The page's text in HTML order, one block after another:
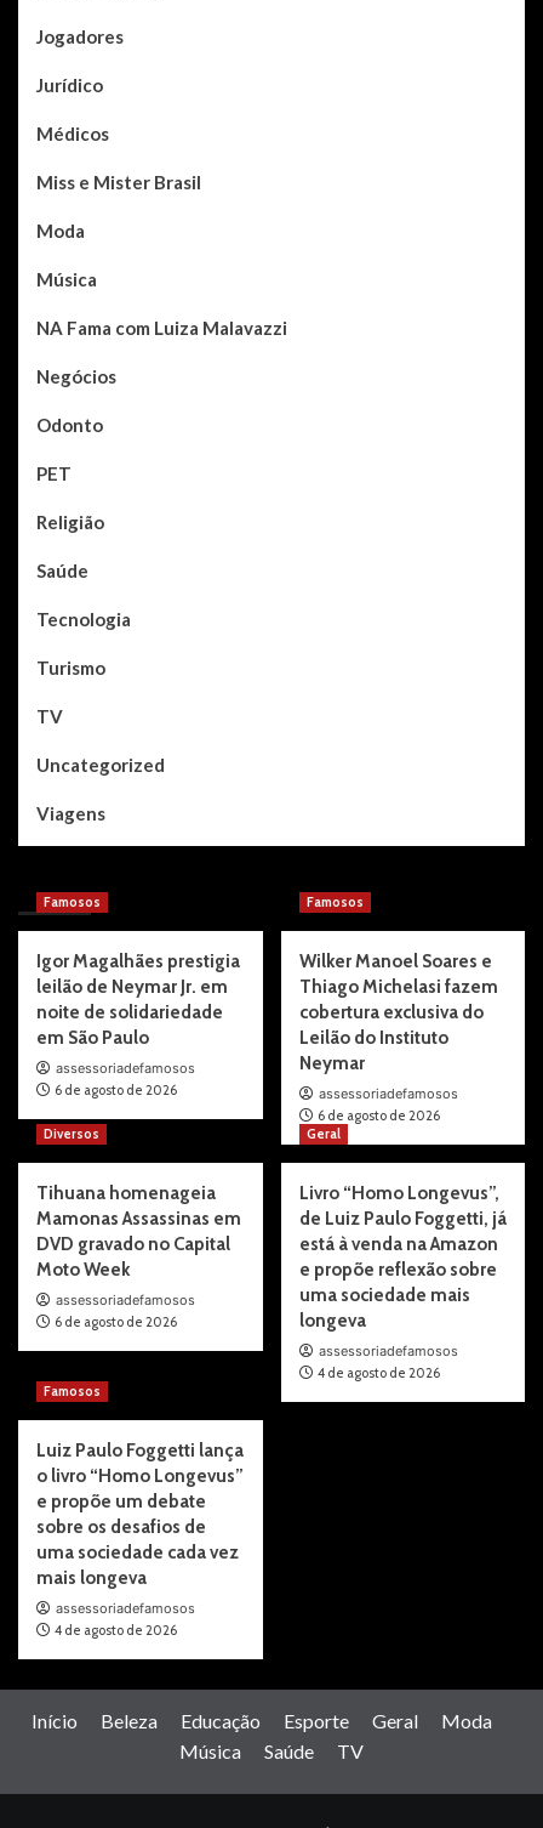
Jogadores
Jurídico
Médicos
Miss e Mister Brasil
Moda
Música
NA Fama com Luiza Malavazzi
Negócios
Odonto
PET
Religião
Saúde
Tecnologia
Turismo
TV
Uncategorized
Viagens
You may have missed
Famosos
Igor Magalhães prestigia
leilão de Neymar Jr. em
noite de solidariedade
em São Paulo
assessoriadefamosos
6 de agosto de 2026
Famosos
Wilker Manoel Soares e
Thiago Michelasi fazem
cobertura exclusiva do
Leilão do Instituto
Neymar
assessoriadefamosos
6 de agosto de 2026
Diversos
Tihuana homenageia
Mamonas Assassinas em
DVD gravado no Capital
Moto Week
assessoriadefamosos
6 de agosto de 2026
Geral
Livro “Homo Longevus”,
de Luiz Paulo Foggetti, já
está à venda na Amazon
e propõe reflexão sobre
uma sociedade mais
longeva
assessoriadefamosos
4 de agosto de 2026
Famosos
Luiz Paulo Foggetti lança
o livro “Homo Longevus”
e propõe um debate
sobre os desafios de
uma sociedade cada vez
mais longeva
assessoriadefamosos
4 de agosto de 2026
Início Beleza Educação Esporte Geral
Moda
Música
Saúde TV